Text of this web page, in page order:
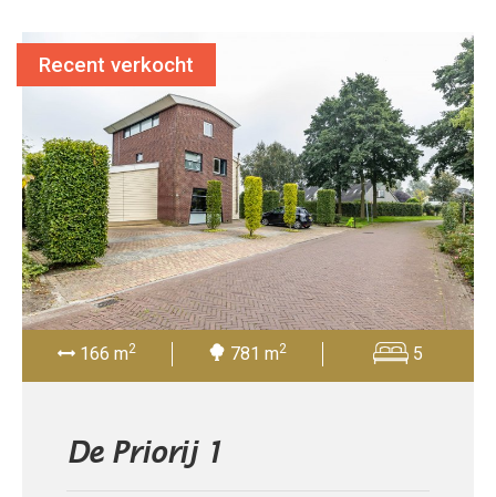
166 m2 781 m2 5
De Priorij 1
Recent verkocht